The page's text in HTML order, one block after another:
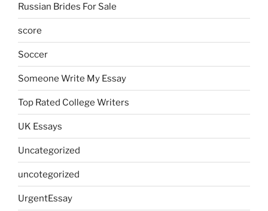
Russian Brides For Sale
score
Soccer
Someone Write My Essay
Top Rated College Writers
UK Essays
Uncategorized
uncotegorized
UrgentEssay